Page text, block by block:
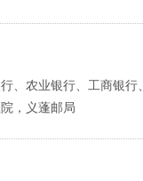
、农业银行、工商银
，义蓬邮局